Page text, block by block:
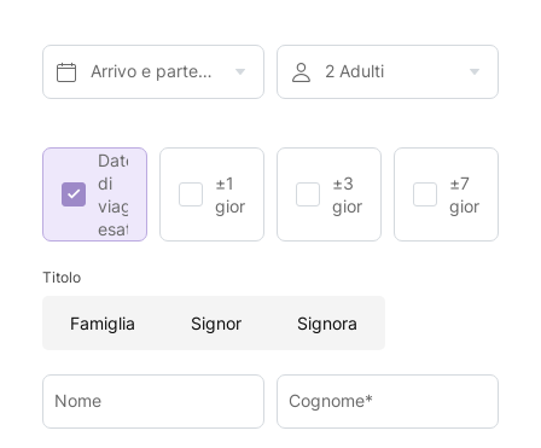
Arrivo e partenza* 2 Adulti
Date
di
viaggio
esatte
±1
giorno
±3
giorni
±7
giorni
Titolo
Famiglia Signor Signora
Nome Cognome*